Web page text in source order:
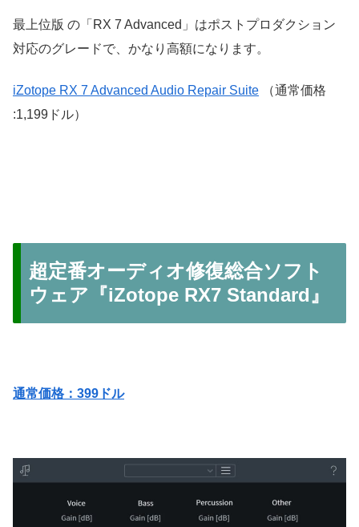
最上位版 の「RX 7 Advanced」はポストプロダクション
対応のグレードで、かなり高額になります。
iZotope RX 7 Advanced Audio Repair Suite （通常価格
:1,199ドル）
超定番オーディオ修復総合ソフト
ウェア『iZotope RX7 Standard』
通常価格：399ドル